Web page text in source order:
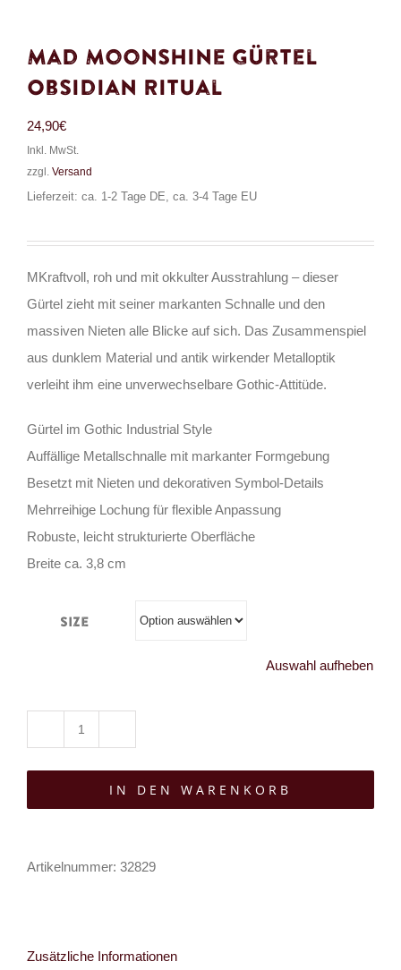
Mad Moonshine Gürtel
Obsidian Ritual
24,90€
Inkl. MwSt.
zzgl. Versand
Lieferzeit: ca. 1-2 Tage DE, ca. 3-4 Tage EU
MKraftvoll, roh und mit okkulter Ausstrahlung – dieser
Gürtel zieht mit seiner markanten Schnalle und den
massiven Nieten alle Blicke auf sich. Das Zusammenspiel
aus dunklem Material und antik wirkender Metalloptik
verleiht ihm eine unverwechselbare Gothic-Attitüde.
Gürtel im Gothic Industrial Style
Auffällige Metallschnalle mit markanter Formgebung
Besetzt mit Nieten und dekorativen Symbol-Details
Mehrreihige Lochung für flexible Anpassung
Robuste, leicht strukturierte Oberfläche
Breite ca. 3,8 cm
Size
Auswahl aufheben
Moonshine
Gürtel
Menge
IN DEN WARENKORB
Artikelnummer: 32829
Zusätzliche Informationen